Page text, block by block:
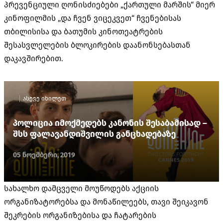
პრევენციული ღონისძიებები „ქართული მარშის“ მიერ
კინოფილმის „და ჩვენ ვიცეკვეთ“ ჩვენებისას
თბილისისა და ბათუმის კინოთეატრების
შესასვლელების ბლოკირების დაანონსებასთან
დაკავშირებით.
ასევე იხილეთ
პოლიცია იმოქმედებს კანონის შესაბამისად –
შსს ფალავანდიშვილის განცხადებაზე
05 ნოემბერი, 2019
სახალხო დამცველი მოუწოდებს აქციის
ორგანიზატორებსა და მონაწილეებს, თავი შეიკავონ
შეკრების ორგანიზებისა და ჩატარების